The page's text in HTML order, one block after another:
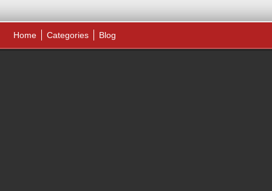
Home Categories Blog